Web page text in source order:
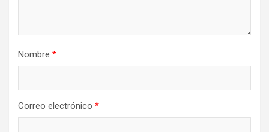
Nombre *
Correo electrónico *